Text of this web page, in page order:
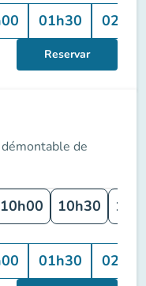
01h30 02h00
Reservar
de
10h00 10h30
01h30 02h00